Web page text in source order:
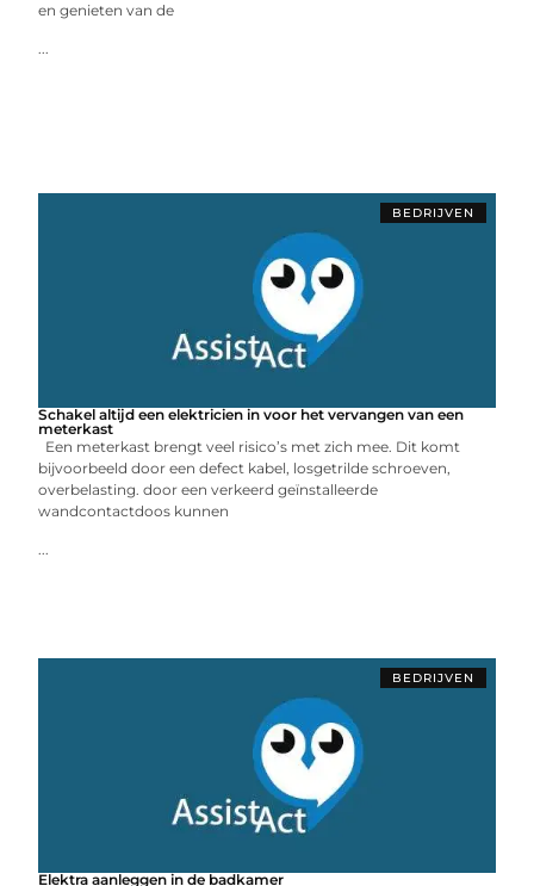
en genieten van de
...
BEDRIJVEN
Schakel altijd een elektricien in voor het vervangen van een
meterkast
Een meterkast brengt veel risico’s met zich mee. Dit komt
bijvoorbeeld door een defect kabel, losgetrilde schroeven,
overbelasting. door een verkeerd geïnstalleerde
wandcontactdoos kunnen
...
BEDRIJVEN
Elektra aanleggen in de badkamer